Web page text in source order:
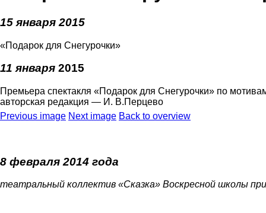
15 января 2015
«Подарок для Снегурочки»
11 января 2015
Премьера спектакля «Подарок для Снегурочки» по
авторская редакция — И. В.Перцево
Previous image Next image Back to overview
8 февраля 2014 года
театральный коллектив «Сказка» Воскресной школы